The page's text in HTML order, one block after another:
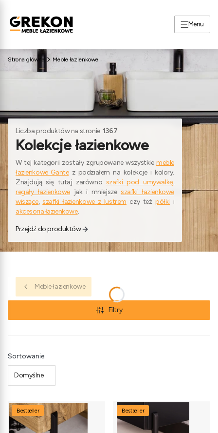
Menu
Strona główna Meble łazienkowe
Liczba produktów na stronie: 1367
Kolekcje łazienkowe
W tej kategorii zostały zgrupowane wszystkiemeble
łazienkowe Gantez podziałem na kolekcje i kolory.
Znajdują się tutaj zarówno szafki pod umywalkę,
regały łazienkowejak i mniejszeszafki łazienkowe
wiszące,szafki łazienkowe z lustrem czy teżpółkii
akcesoria łazienkowe.
Przejdź do produktów
Meble łazienkowe
Filtry
Lista produktów
Sortowanie:
Domyślne
Bestseller Bestseller